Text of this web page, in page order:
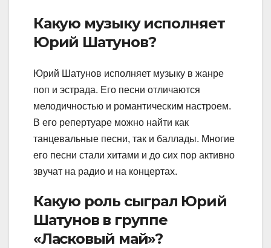
Какую музыку исполняет
Юрий Шатунов?
Юрий Шатунов исполняет музыку в жанре
поп и эстрада. Его песни отличаются
мелодичностью и романтическим настроем.
В его репертуаре можно найти как
танцевальные песни, так и баллады. Многие
его песни стали хитами и до сих пор активно
звучат на радио и на концертах.
Какую роль сыграл Юрий
Шатунов в группе
«Ласковый май»?